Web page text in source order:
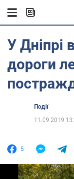
У Дніпрі
дороги
Події
11.09.2019
5